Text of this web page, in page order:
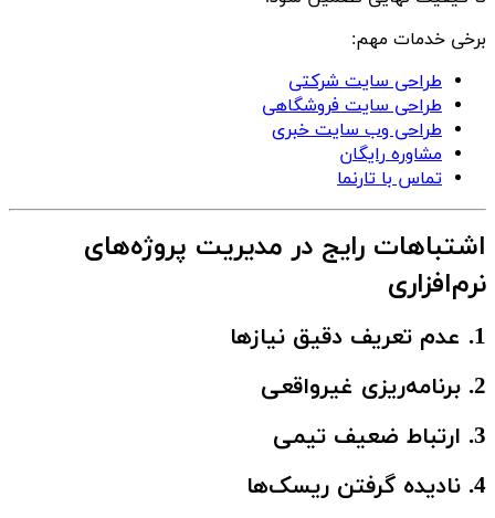
برخی خدمات مهم:
طراحی سایت شرکتی
طراحی سایت فروشگاهی
طراحی وب سایت خبری
مشاوره رایگان
تماس با تارنما
اشتباهات رایج در مدیریت پروژه‌های
نرم‌افزاری
1. عدم تعریف دقیق نیازها
2. برنامه‌ریزی غیرواقعی
3. ارتباط ضعیف تیمی
4. نادیده گرفتن ریسک‌ها